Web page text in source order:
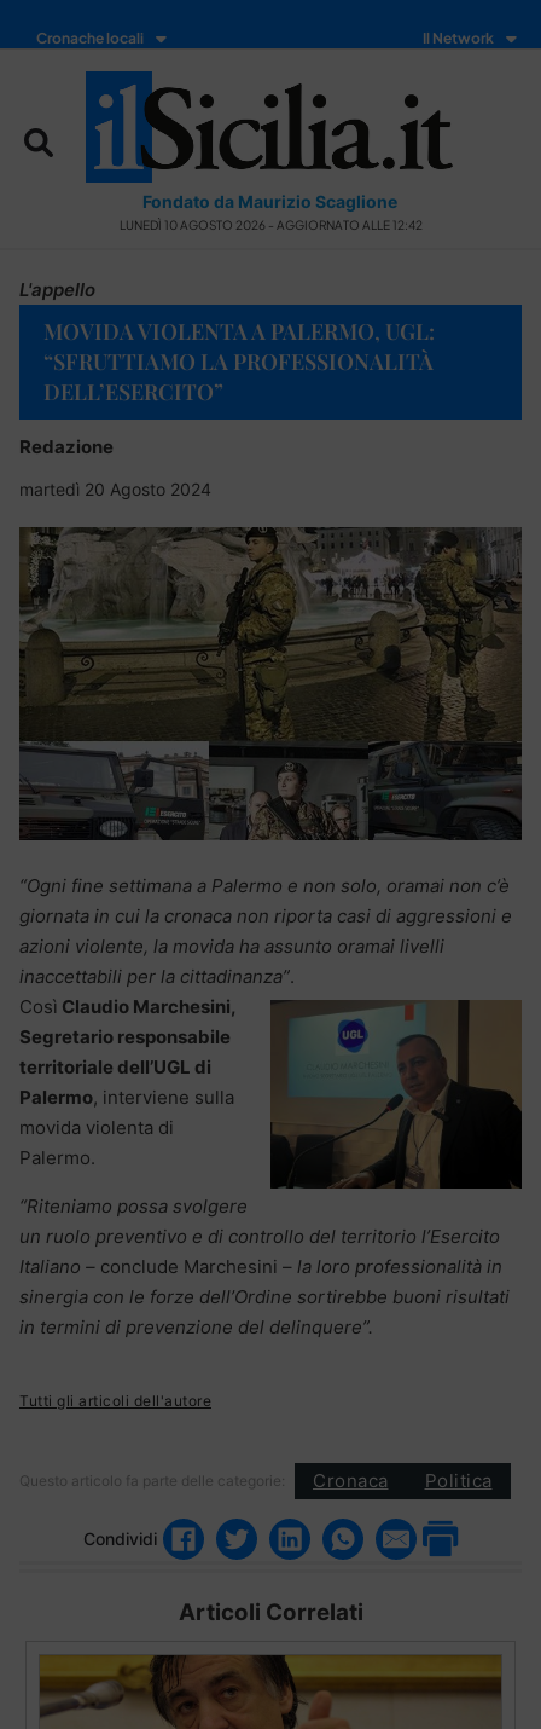
Cronache locali Il Network
Fondato da Maurizio Scaglione
LUNEDÌ 10 AGOSTO 2026 - AGGIORNATO ALLE 12:42
L'appello
MOVIDA VIOLENTA A PALERMO, UGL:
“SFRUTTIAMO LA PROFESSIONALITÀ
DELL’ESERCITO”
Redazione
martedì 20 Agosto 2024
“Ogni fine settimana a Palermo e non solo, oramai non c’è
giornata in cui la cronaca non riporta casi di aggressioni e
azioni violente, la movida ha assunto oramai livelli
inaccettabili per la cittadinanza”.
Così Claudio Marchesini,
Segretario responsabile
territoriale dell’UGL di
Palermo, interviene sulla
movida violenta di
Palermo.
“Riteniamo possa svolgere
un ruolo preventivo e di controllo del territorio l’Esercito
Italiano – conclude Marchesini – la loro professionalità in
sinergia con le forze dell’Ordine sortirebbe buoni risultati
in termini di prevenzione del delinquere”.
Tutti gli articoli dell'autore
Questo articolo fa parte delle categorie: Cronaca Politica
Condividi
Articoli Correlati